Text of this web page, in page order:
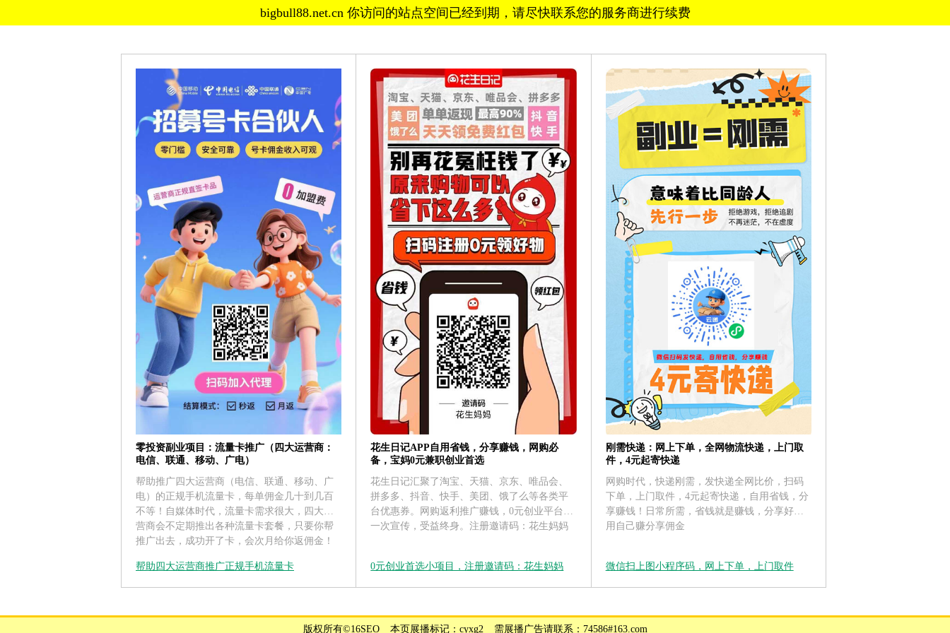
bigbull88.net.cn 你访问的站点空间已经到期，请尽快联系您的服务商进行续费
零投资副业项目：流量卡推广（四大运营商：
电信、联通、移动、广电）
帮助推广四大运营商（电信、联通、移动、广
电）的正规手机流量卡，每单佣金几十到几百
不等！自媒体时代，流量卡需求很大，四大运
营商会不定期推出各种流量卡套餐，只要你帮
推广出去，成功开了卡，会次月给你返佣金！
帮助四大运营商推广正规手机流量卡
花生日记APP自用省钱，分享赚钱，网购必
备，宝妈0元兼职创业首选
花生日记汇聚了淘宝、天猫、京东、唯品会、
拼多多、抖音、快手、美团、饿了么等各类平
台优惠券。网购返利推广赚钱，0元创业平台，
一次宣传，受益终身。注册邀请码：花生妈妈
0元创业首选小项目，注册邀请码：花生妈妈
刚需快递：网上下单，全网物流快递，上门取
件，4元起寄快递
网购时代，快递刚需，发快递全网比价，扫码
下单，上门取件，4元起寄快递，自用省钱，分
享赚钱！日常所需，省钱就是赚钱，分享好友
用自己赚分享佣金
微信扫上图小程序码，网上下单，上门取件
版权所有©16SEO _ 本页展播标记：cyxg2 _ 需展播广告请联系：74586#163.com